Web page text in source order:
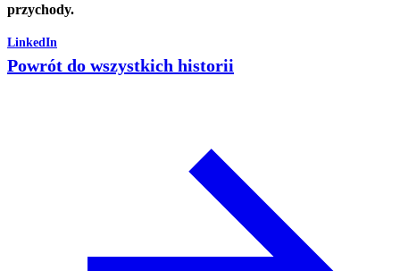
przychody.
LinkedIn
Powrót do wszystkich historii